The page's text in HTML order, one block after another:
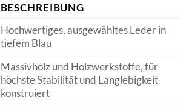
BESCHREIBUNG
Hochwertiges, ausgewähltes Leder in
tiefem Blau
Massivholz und Holzwerkstoffe, für
höchste Stabilität und Langlebigkeit
konstruiert